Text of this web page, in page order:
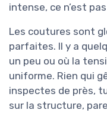
intense, ce n’est
Les coutures sont
parfaites. Il y a
un peu ou où la
uniforme. Rien qui
inspectes de près,
sur la structure,